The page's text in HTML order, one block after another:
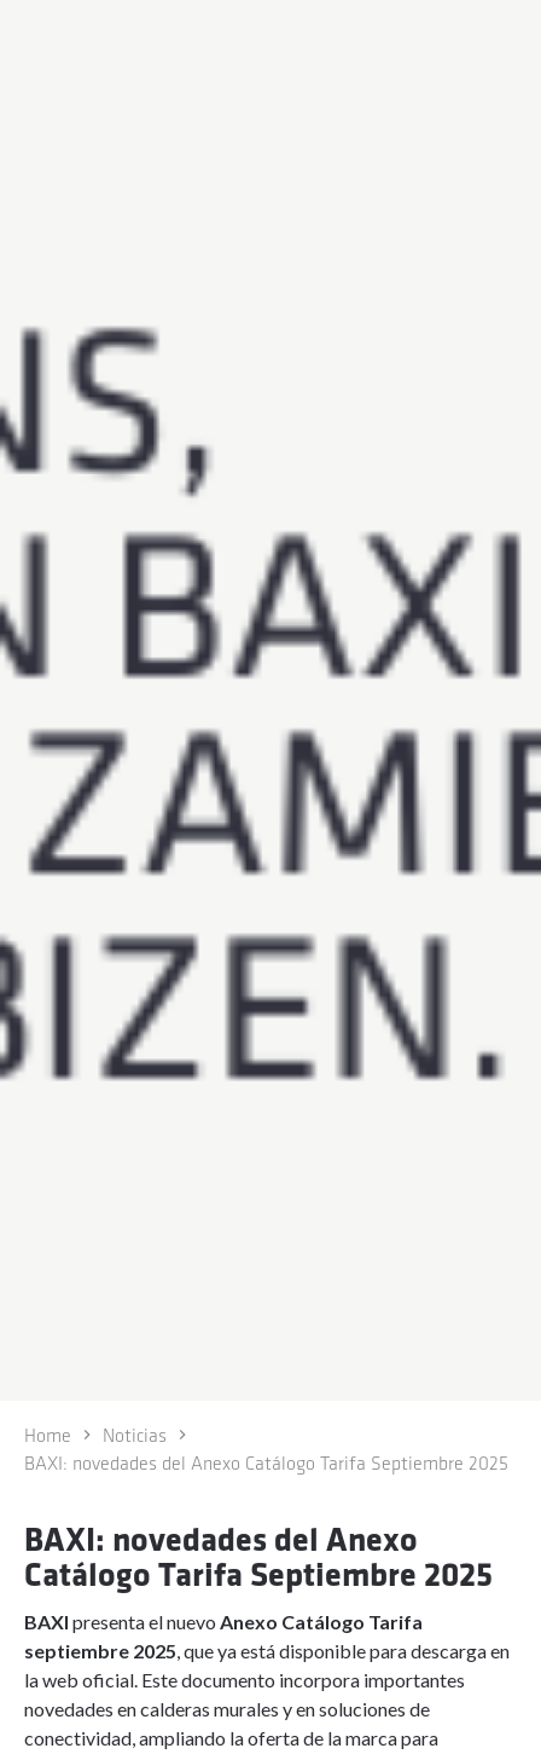
Home
Noticias
BAXI: novedades del Anexo Catálogo Tarifa Septiembre 2025
BAXI: novedades del Anexo
Catálogo Tarifa Septiembre 2025
BAXI presenta el nuevo Anexo Catálogo Tarifa
septiembre 2025, que ya está disponible para descarga en
la web oficial. Este documento incorpora importantes
novedades en calderas murales y en soluciones de
conectividad, ampliando la oferta de la marca para